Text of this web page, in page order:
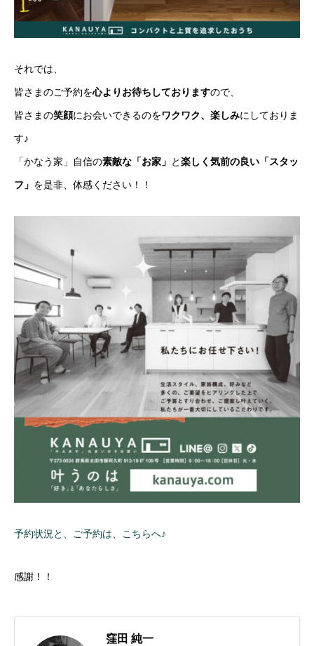
それでは、
皆さまのご予約を心よりお待ちしておりますので、
皆さまの笑顔にお会いできるのをワクワク、楽しみにしておりま
す♪
「かなう家」自信の素敵な「お家」 と楽しく気前の良い「スタッ
フ」 を是非、体感ください！！
予約状況と、ご予約は、こちらへ♪
感謝！！
窪田 純一